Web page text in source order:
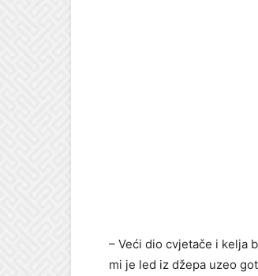
– Veći dio cvjetače i kelja
mi je led iz džepa uzeo